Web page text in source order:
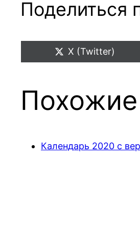
Поделиться
Share
on
X (Twitter)
Календарь 2020 с